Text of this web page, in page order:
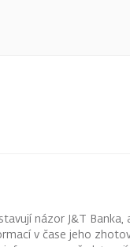
názor J&T Banka,
v čase jeho